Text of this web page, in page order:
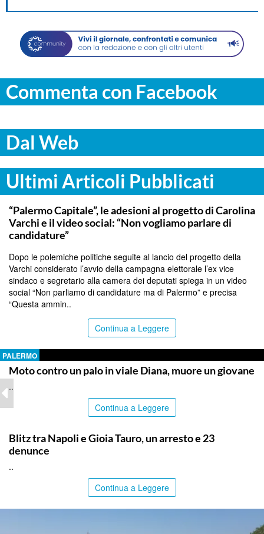
Commenta con Facebook
Dal Web
Ultimi Articoli Pubblicati
PALERMO
“Palermo Capitale”, le adesioni al progetto di Carolina
Varchi e il video social: “Non vogliamo parlare di
candidature”
Dopo le polemiche politiche seguite al lancio del progetto della
Varchi considerato l’avvio della campagna elettorale l’ex vice
sindaco e segretario alla camera dei deputati spiega in un video
social “Non parliamo di candidature ma di Palermo” e precisa
“Questa ammin..
Continua a Leggere
PALERMO
Moto contro un palo in viale Diana, muore un giovane
..
Continua a Leggere
Blitz tra Napoli e Gioia Tauro, un arresto e 23
denunce
..
Continua a Leggere